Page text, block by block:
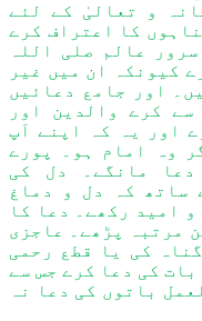
و تعالیٰ کے لئے
کا اعتراف کرے
عالم صلی اللہ
کیونکہ ان میں غیر
اور جامع دعائیں
کرے والدین اور
اور یہ کہ اپنے آپ
وہ امام ہو۔ پورے
مانگے۔ دل کی
ساتھ کہ دل و دماغ
امید رکھے۔ دعا کا
مرتبہ پڑھے۔ عاجزی
کی یا قطع رحمی
کی دعا کرے جس سے
باتوں کی دعا نہ